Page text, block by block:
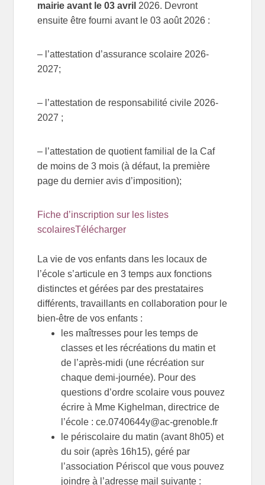
mairie avant le 03 avril 2026. Devront
ensuite être fourni avant le 03 août 2026 :
– l’attestation d’assurance scolaire 2026-
2027;
– l’attestation de responsabilité civile 2026-
2027 ;
– l’attestation de quotient familial de la Caf
de moins de 3 mois (à défaut, la première
page du dernier avis d’imposition);
Fiche d’inscription sur les listes
scolairesTélécharger
La vie de vos enfants dans les locaux de
l’école s’articule en 3 temps aux fonctions
distinctes et gérées par des prestataires
différents, travaillants en collaboration pour le
bien-être de vos enfants :
les maîtresses pour les temps de
classes et les récréations du matin et
de l’après-midi (une récréation sur
chaque demi-journée). Pour des
questions d’ordre scolaire vous pouvez
écrire à Mme Kighelman, directrice de
l’école : ce.0740644y@ac-grenoble.fr
le périscolaire du matin (avant 8h05) et
du soir (après 16h15), géré par
l’association Périscol que vous pouvez
joindre à l’adresse mail suivante :